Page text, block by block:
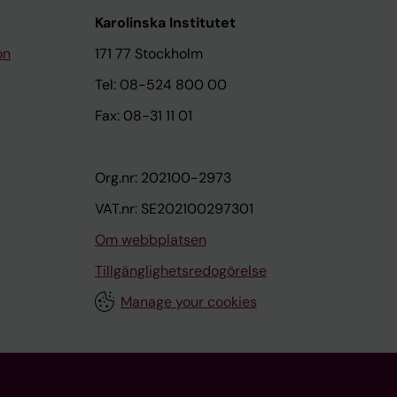
Karolinska Institutet
171 77 Stockholm
Tel: 08-524 800 00
Fax: 08-31 11 01
Org.nr: 202100-2973
VAT.nr: SE202100297301
Om webbplatsen
Tillgänglighetsredogörelse
Manage your cookies